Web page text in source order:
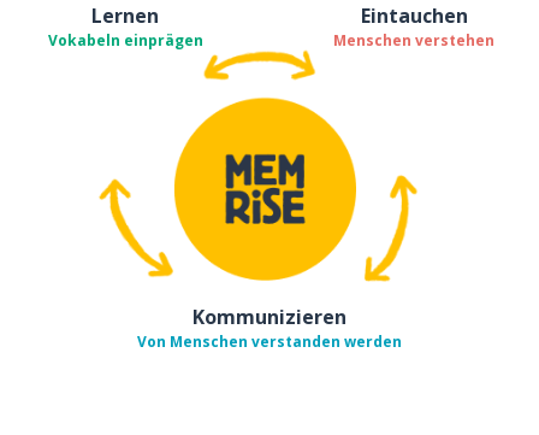
Lernen
Vokabeln einprägen
Eintauchen
Menschen verstehen
Kommunizieren
Von Menschen verstanden werden